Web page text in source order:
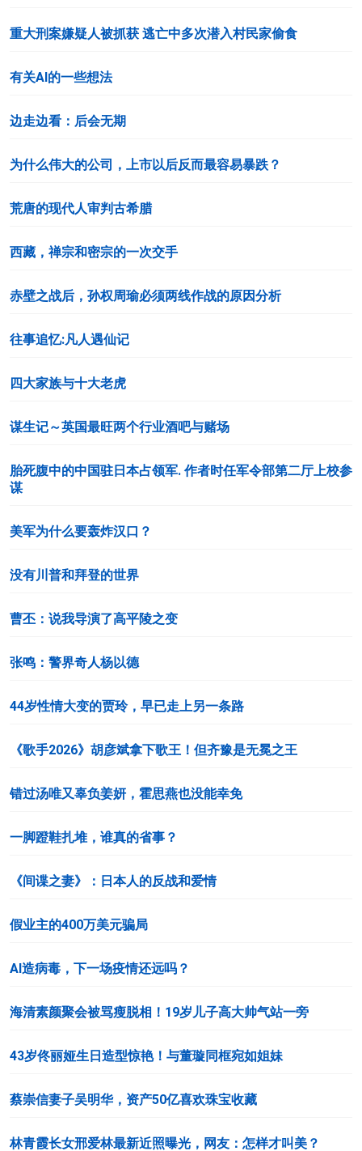
重大刑案嫌疑人被抓获 逃亡中多次潜入村民家偷食
有关AI的一些想法
边走边看：后会无期
为什么伟大的公司，上市以后反而最容易暴跌？
荒唐的现代人审判古希腊
西藏，禅宗和密宗的一次交手
赤壁之战后，孙权周瑜必须两线作战的原因分析
往事追忆:凡人遇仙记
四大家族与十大老虎
谋生记～英国最旺两个行业酒吧与赌场
胎死腹中的中国驻日本占领军. 作者时任军令部第二厅上校参
谋
美军为什么要轰炸汉口？
没有川普和拜登的世界
曹丕：说我导演了高平陵之变
张鸣：警界奇人杨以德
44岁性情大变的贾玲，早已走上另一条路
《歌手2026》胡彦斌拿下歌王！但齐豫是无冕之王
错过汤唯又辜负姜妍，霍思燕也没能幸免
一脚蹬鞋扎堆，谁真的省事？
《间谍之妻》：日本人的反战和爱情
假业主的400万美元骗局
AI造病毒，下一场疫情还远吗？
海清素颜聚会被骂瘦脱相！19岁儿子高大帅气站一旁
43岁佟丽娅生日造型惊艳！与董璇同框宛如姐妹
蔡崇信妻子吴明华，资产50亿喜欢珠宝收藏
林青霞长女邢爱林最新近照曝光，网友：怎样才叫美？